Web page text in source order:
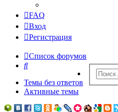
FAQ
Вход
Регистрация
Список форумов
Поиск
Темы без ответов
Активные темы